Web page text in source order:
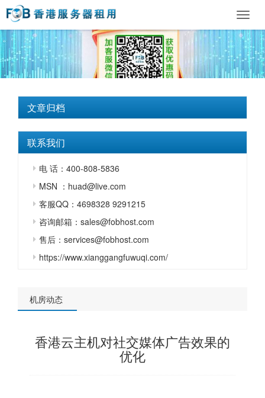
文章归档
联系我们
电 话：400-808-5836
MSN ：huad@live.com
客服QQ：4698328 9291215
咨询邮箱：sales@fobhost.com
售后：services@fobhost.com
https://www.xianggangfuwuqi.com/
机房动态
香港云主机对社交媒体广告效果的
优化